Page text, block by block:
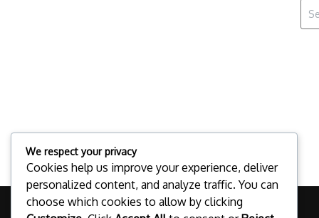
We respect your privacy
Cookies help us improve your experience, deliver
personalized content, and analyze traffic. You can
choose which cookies to allow by clicking